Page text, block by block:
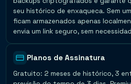
seu histórico de enxaqueca. Sem
ficam armazenados apenas
envia um link seguro, sem
Planos de Assinatura
Gratuito: 2 meses de histórico, 3